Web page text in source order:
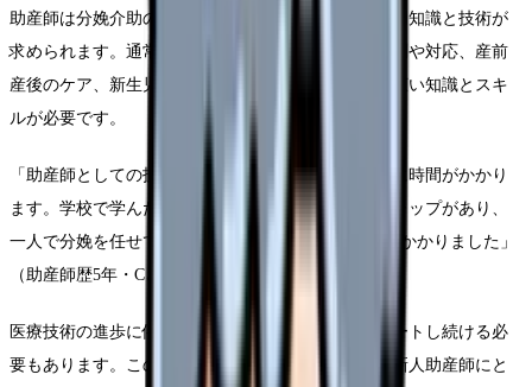
助産師は分娩介助のエキスパートとして、高度な専門知識と技術が
求められます。通常分娩だけでなく、異常分娩の予測や対応、産前
産後のケア、新生児のケア、母乳育児支援など、幅広い知識とスキ
ルが必要です。
「助産師としての技術を習得するまでには想像以上に時間がかかり
ます。学校で学んだことと実際の現場では大きなギャップがあり、
一人で分娩を任せてもらえるようになるまで2年以上かかりました」
（助産師歴5年・Cさん）
医療技術の進歩に伴い、常に最新の知識をアップデートし続ける必
要もあります。この継続的な学習の必要性が、特に新人助産師にと